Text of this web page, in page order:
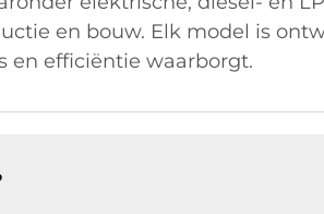
en bouw. Elk model is
en efficiëntie waarborgt.